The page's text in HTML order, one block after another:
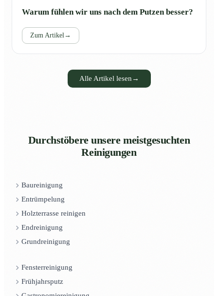
Warum fühlen wir uns nach dem Putzen besser?
Zum Artikel→
Alle Artikel lesen →
Durchstöbere unsere meistgesuchten
Reinigungen
Baureinigung
Entrümpelung
Holzterrasse reinigen
Endreinigung
Grundreinigung
Fensterreinigung
Frühjahrsputz